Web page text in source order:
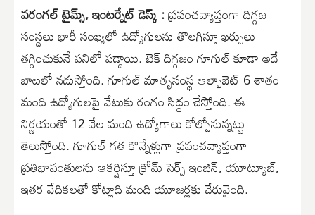
వరంగల్ టైమ్స్, ఇంటర్నేట్ డెస్క్ :ప్రపంచవ్యాప్తంగా దిగ్గజ
సంస్థలు భారీ సంఖ్యలో ఉద్యోగులను తొలగిస్తూ ఖర్చులు
తగ్గించుకునే పనిలో పడ్డాయి. టెక్ దిగ్గజం గూగుల్ కూడా అదే
బాటలో నడుస్తోంది. గూగుల్ మాతృసంస్థ ఆల్ఫాబెట్ 6 శాతం
మంది ఉద్యోగులపై వేటుకు రంగం సిద్ధం చేస్తోంది. ఈ
నిర్ణయంతో 12 వేల మంది ఉద్యోగాలు కోల్పోనున్నట్టు
తెలుస్తోంది. గూగుల్ గత కొన్నేళ్లుగా ప్రపంచవ్యాప్తంగా
ప్రతిభావంతులను ఆకర్షిస్తూ క్రోమ్ సెర్చ్ ఇంజిన్, యూట్యూబ్,
ఇతర వేదికలతో కోట్లాది మంది యూజర్లకు చేరువైంది.